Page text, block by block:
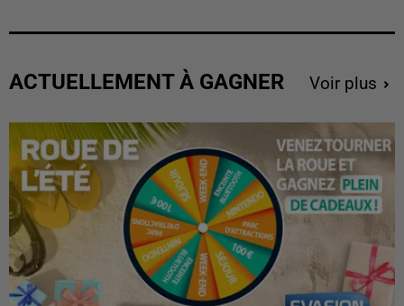
ACTUELLEMENT À GAGNER Voir plus